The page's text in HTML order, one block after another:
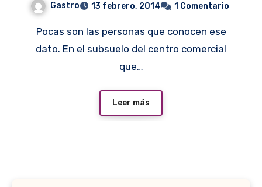
Gastro 13 febrero, 2014 1 Comentario
Pocas son las personas que conocen ese
dato. En el subsuelo del centro comercial
que…
Leer más